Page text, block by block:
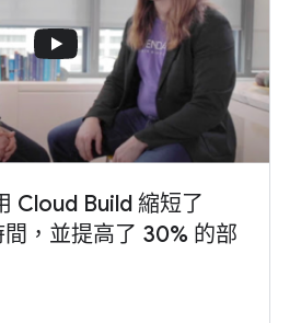
Cloud Build 縮短了
，並提高了 30% 的部